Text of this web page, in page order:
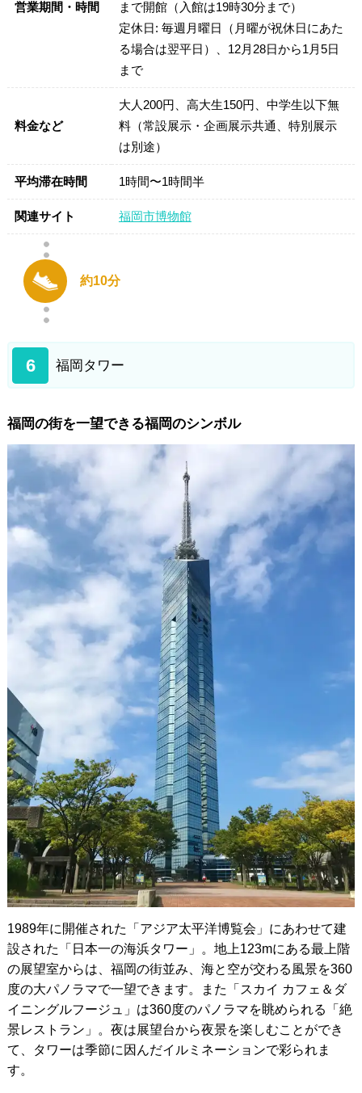
営業期間・時間
まで開館（入館は19時30分まで）
定休日: 毎週月曜日（月曜が祝休日にあた
る場合は翌平日）、12月28日から1月5日
まで
料金など
大人200円、高大生150円、中学生以下無
料（常設展示・企画展示共通、特別展示
は別途）
平均滞在時間 1時間〜1時間半
関連サイト 福岡市博物館
約10分
6 福岡タワー
福岡の街を一望できる福岡のシンボル
1989年に開催された「アジア太平洋博覧会」にあわせて建
設された「日本一の海浜タワー」。地上123mにある最上階
の展望室からは、福岡の街並み、海と空が交わる風景を360
度の大パノラマで一望できます。また「スカイ カフェ＆ダ
イニングルフージュ」は360度のパノラマを眺められる「絶
景レストラン」。夜は展望台から夜景を楽しむことができ
て、タワーは季節に因んだイルミネーションで彩られま
す。